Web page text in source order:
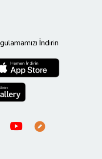
İndirin